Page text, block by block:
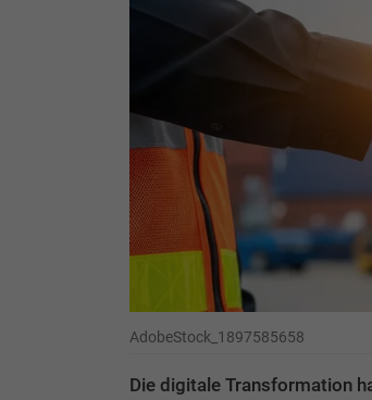
AdobeStock_1897585658
Die digitale Transformation